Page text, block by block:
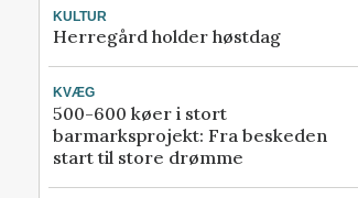
KULTUR
Herregård holder høstdag
KVÆG
500-600 køer i stort
barmarksprojekt: Fra beskeden
start til store drømme